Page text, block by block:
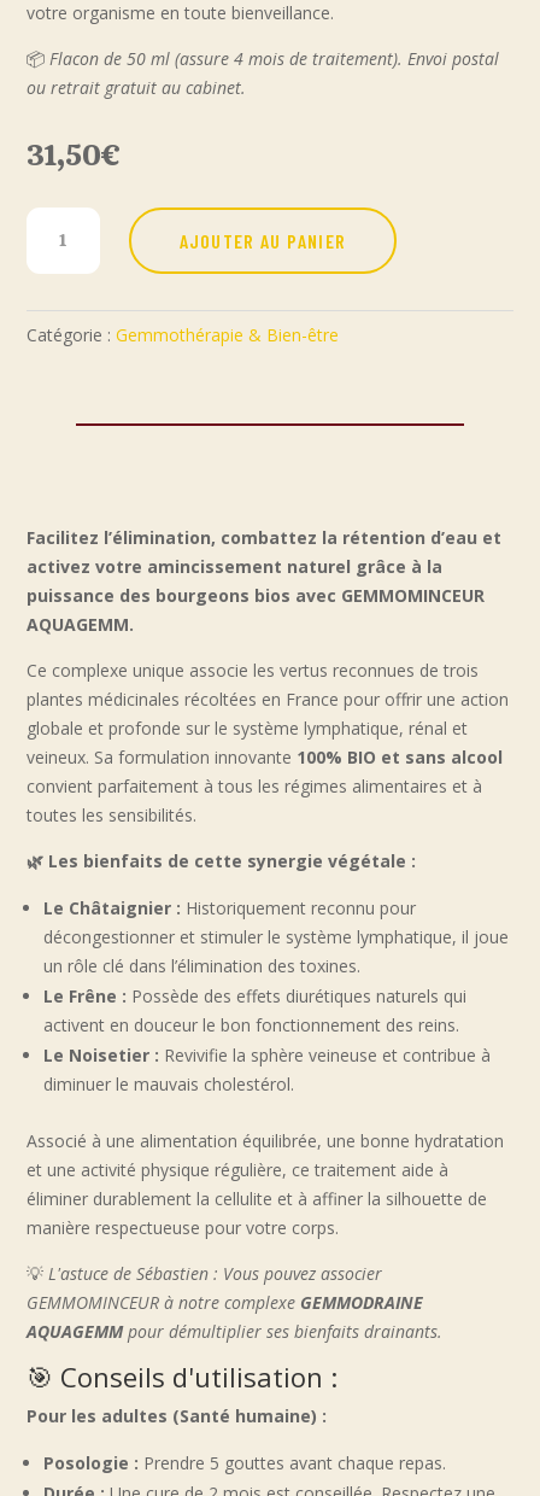
votre organisme en toute bienveillance.
📦Flacon de 50 ml (assure 4 mois de traitement). Envoi postal
ou retrait gratuit au cabinet.
31,50€
quantité
AQUAGEMM
Alcool
&
Bio)
AJOUTER AU PANIER
Catégorie :Gemmothérapie & Bien-être
Facilitez l’élimination, combattez la rétention d’eau et
activez votre amincissement naturel grâce à la
puissance des bourgeons bios avec GEMMOMINCEUR
AQUAGEMM.
Ce complexe unique associe les vertus reconnues de trois
plantes médicinales récoltées en France pour offrir une action
globale et profonde sur le système lymphatique, rénal et
veineux. Sa formulation innovante 100% BIO et sans alcool
convient parfaitement à tous les régimes alimentaires et à
toutes les sensibilités.
🌿 Les bienfaits de cette synergie végétale :
Le Châtaignier : Historiquement reconnu pour
décongestionner et stimuler le système lymphatique, il joue
un rôle clé dans l’élimination des toxines.
Le Frêne : Possède des effets diurétiques naturels qui
activent en douceur le bon fonctionnement des reins.
Le Noisetier : Revivifie la sphère veineuse et contribue à
diminuer le mauvais cholestérol.
Associé à une alimentation équilibrée, une bonne hydratation
et une activité physique régulière, ce traitement aide à
éliminer durablement la cellulite et à affiner la silhouette de
manière respectueuse pour votre corps.
💡L'astuce de Sébastien : Vous pouvez associer
GEMMOMINCEUR à notre complexe GEMMODRAINE
AQUAGEMMpour démultiplier ses bienfaits drainants.
🎯 Conseils d'utilisation :
Pour les adultes (Santé humaine) :
Posologie : Prendre 5 gouttes avant chaque repas.